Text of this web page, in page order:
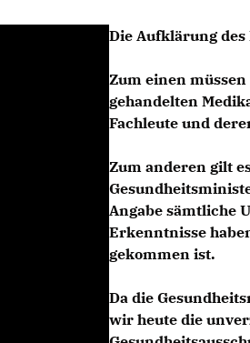
Die Aufklärung
Zum einen
gehandelten
Fachleute und
Zum anderen gilt
Angabe sämtliche
Erkenntnisse
gekommen ist.
Da die
wir heute die